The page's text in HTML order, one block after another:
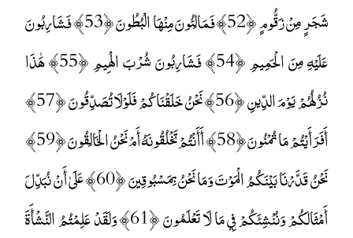
شَجَرٍ مِنْ زَقُّومٍ ﴿52﴾ فَمَالِئُونَ مِنْهَا الْبُطُونَ ﴿53﴾ فَشَارِبُونَ
عَلَيْهِ مِنَ الْحَمِيمِ ﴿54﴾ فَشَارِبُونَ شُرْبَ الْهِيمِ ﴿55﴾ هَٰذَا
نُزُلُهُمْ يَوْمَ الدِّينِ ﴿56﴾ نَحْنُ خَلَقْنَاكُمْ فَلَوْلَا تُصَدِّقُونَ ﴿57﴾
أَفَرَأَيْتُمْ مَا تُمْنُونَ ﴿58﴾ أَأَنْتُمْ تَخْلُقُونَهُ أَمْ نَحْنُ الْخَالِقُونَ ﴿59﴾
نَحْنُ قَدَّرْنَا بَيْنَكُمُ الْمَوْتَ وَمَا نَحْنُ بِمَسْبُوقِينَ ﴿60﴾ عَلَىٰ أَنْ نُبَدِّلَ
أَمْثَالَكُمْ وَنُنْشِئَكُمْ فِي مَا لَا تَعْلَمُونَ ﴿61﴾ وَلَقَدْ عَلِمْتُمُ النَّشْأَةَ